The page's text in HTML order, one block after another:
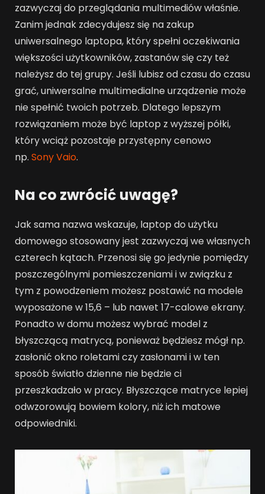
zazwyczaj do przeglądania multimediów właśnie.
Zanim jednak zdecydujesz się na zakup
uniwersalnego laptopa, który spełni oczekiwania
większości użytkowników, zastanów się czy też
należysz do tej grupy. Jeśli lubisz od czasu do czasu
grać, uniwersalne multimedialne urządzenie może
nie spełnić twoich potrzeb. Dlatego lepszym
rozwiązaniem może być laptop z wyższej półki,
który wciąż pozostaje przystępny cenowo
np. Sony Vaio.
Na co zwrócić uwagę?
Jak sama nazwa wskazuje, laptop do użytku
domowego stosowany jest zazwyczaj we własnych
czterech kątach. Przenosi się go jedynie pomiędzy
poszczególnymi pomieszczeniami i w związku z
tym z powodzeniem możesz postawić na modele
wyposażone w 15,6 – lub nawet 17-calowe ekrany.
Ponadto w domu możesz wybrać model z
błyszczącą matrycą, ponieważ będziesz mógł np.
zasłonić okno roletami czy zasłonami i w ten
sposób światło dzienne nie będzie ci
przeszkadzało w pracy. Błyszczące matryce lepiej
odwzorowują bowiem kolory, niż ich matowe
odpowiedniki.